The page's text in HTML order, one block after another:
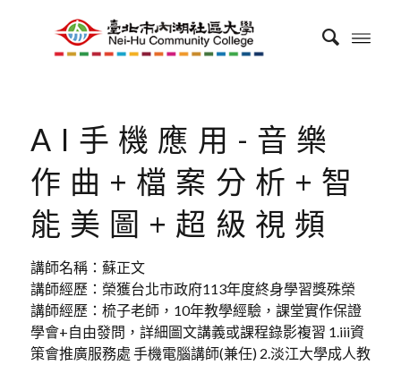
AI手機應用-音樂
作曲+檔案分析+智
能美圖+超級視頻
講師名稱：蘇正文
講師經歷：榮獲台北市政府113年度終身學習獎殊榮
講師經歷：梳子老師，10年教學經驗，課堂實作保證
學會+自由發問，詳細圖文講義或課程錄影複習 1.iii資
策會推廣服務處 手機電腦講師(兼任) 2.淡江大學成人教